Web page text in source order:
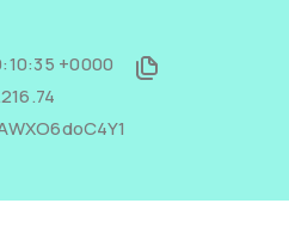
+0000